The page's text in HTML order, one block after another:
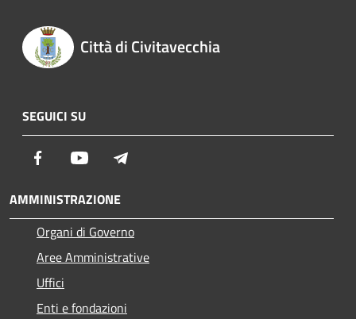
Città di Civitavecchia
SEGUICI SU
Facebook Youtube
AMMINISTRAZIONE
Organi di Governo
Aree Amministrative
Uffici
Enti e fondazioni